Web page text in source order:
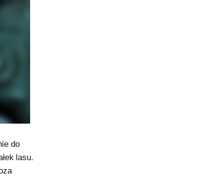
do
lasu.